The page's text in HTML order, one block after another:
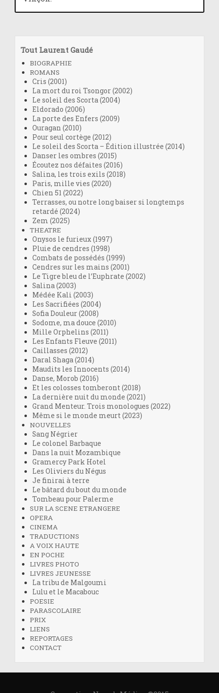
Tout Laurent Gaudé
BIOGRAPHIE
ROMANS
Cris (2001)
La mort du roi Tsongor (2002)
Le soleil des Scorta (2004)
Eldorado (2006)
La porte des Enfers (2009)
Ouragan (2010)
Pour seul cortège (2012)
Le soleil des Scorta – Édition illustrée (2014)
Danser les ombres (2015)
Écoutez nos défaites (2016)
Salina, les trois exils (2018)
Paris, mille vies (2020)
Chien 51 (2022)
Terrasses, ou notre long baiser si longtemps
retardé (2024)
Zem (2025)
THEATRE
Onysos le furieux (1997)
Pluie de cendres (1998)
Combats de possédés (1999)
Cendres sur les mains (2001)
Le Tigre bleu de l’Euphrate (2002)
Salina (2003)
Médée Kali (2003)
Les Sacrifiées (2004)
Sofia Douleur (2008)
Sodome, ma douce (2010)
Mille Orphelins (2011)
Les Enfants Fleuve (2011)
Caillasses (2012)
Daral Shaga (2014)
Maudits les Innocents (2014)
Danse, Morob (2016)
Et les colosses tomberont (2018)
La dernière nuit du monde (2021)
Grand Menteur. Trois monologues (2022)
Même si le monde meurt (2023)
NOUVELLES
Sang Négrier
Le colonel Barbaque
Dans la nuit Mozambique
Gramercy Park Hotel
Les Oliviers du Négus
Je finirai à terre
Le bâtard du bout du monde
Tombeau pour Palerme
SUR LA SCENE ETRANGERE
OPERA
CINEMA
TRADUCTIONS
A VOIX HAUTE
EN POCHE
LIVRES PHOTO
LIVRES JEUNESSE
La tribu de Malgoumi
Lulu et le Macabouc
POESIE
PARASCOLAIRE
PRIX
LIENS
REPORTAGES
CONTACT